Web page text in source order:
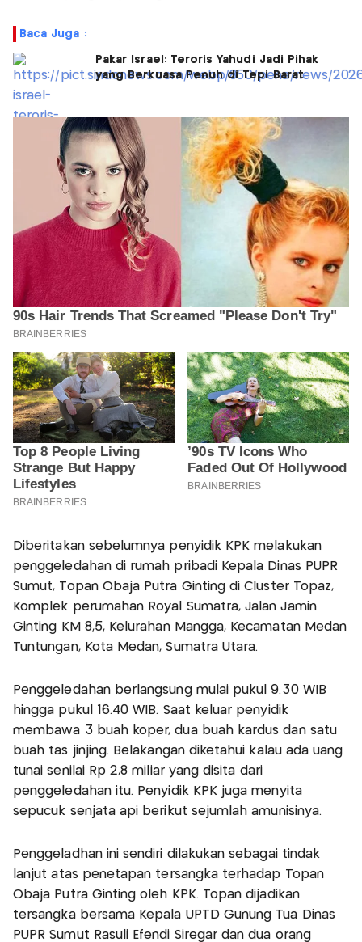
Baca Juga :
Pakar Israel: Teroris Yahudi Jadi Pihak
yang Berkuasa Penuh di Tepi Barat
Diberitakan sebelumnya penyidik KPK melakukan
penggeledahan di rumah pribadi Kepala Dinas PUPR
Sumut, Topan Obaja Putra Ginting di Cluster Topaz,
Komplek perumahan Royal Sumatra, Jalan Jamin
Ginting KM 8,5, Kelurahan Mangga, Kecamatan Medan
Tuntungan, Kota Medan, Sumatra Utara.
Penggeledahan berlangsung mulai pukul 9.30 WIB
hingga pukul 16.40 WIB. Saat keluar penyidik
membawa 3 buah koper, dua buah kardus dan satu
buah tas jinjing. Belakangan diketahui kalau ada uang
tunai senilai Rp 2,8 miliar yang disita dari
penggeledahan itu. Penyidik KPK juga menyita
sepucuk senjata api berikut sejumlah amunisinya.
Penggeladhan ini sendiri dilakukan sebagai tindak
lanjut atas penetapan tersangka terhadap Topan
Obaja Putra Ginting oleh KPK. Topan dijadikan
tersangka bersama Kepala UPTD Gunung Tua Dinas
PUPR Sumut Rasuli Efendi Siregar dan dua orang